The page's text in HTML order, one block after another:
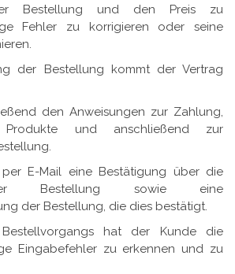
Bestellung und den Preis zu
Fehler zu korrigieren oder seine
der Bestellung kommt der Vertrag
den Anweisungen zur Zahlung,
und anschließend zur
E-Mail eine Bestätigung über die
Bestellung sowie eine
der Bestellung, die dies bestätigt.
hat der Kunde die
Eingabefehler zu erkennen und zu